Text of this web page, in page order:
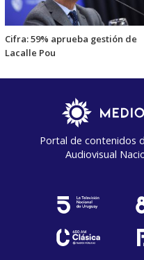
Cifra: 59% aprueba gestión de
Lacalle Pou
Portal de contenidos
Audiovisual